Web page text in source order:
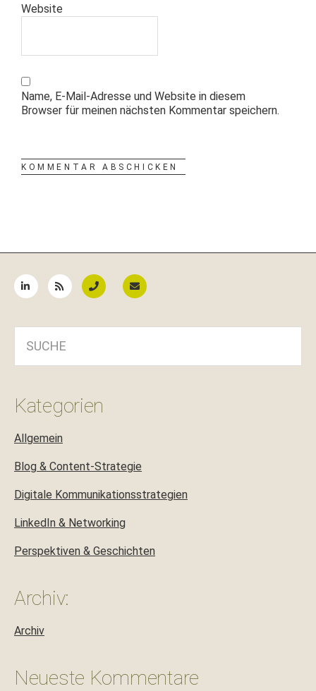
Website
Name, E-Mail-Adresse und Website in diesem
Browser für meinen nächsten Kommentar speichern.
Kategorien
Allgemein
Blog & Content-Strategie
Digitale Kommunikationsstrategien
LinkedIn & Networking
Perspektiven & Geschichten
Archiv:
Archiv
Neueste Kommentare